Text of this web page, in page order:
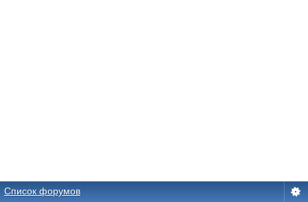
Список форумов